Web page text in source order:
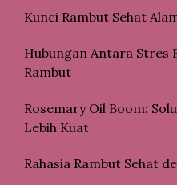
Kunci Rambut Sehat
Hubungan Antara Stres
Rambut
Rosemary Oil Boom:
Lebih Kuat
Rahasia Rambut Sehat